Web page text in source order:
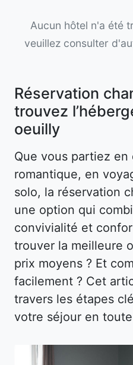
Aucun hôtel n'a été
veuillez consulter
Réservation
trouvez
oeuilly
Que vous partiez en
romantique, en
solo, la réservation
une option qui
convivialité et
trouver la meilleure
prix moyens ? Et
facilement ? Cet
travers les étapes
votre séjour en